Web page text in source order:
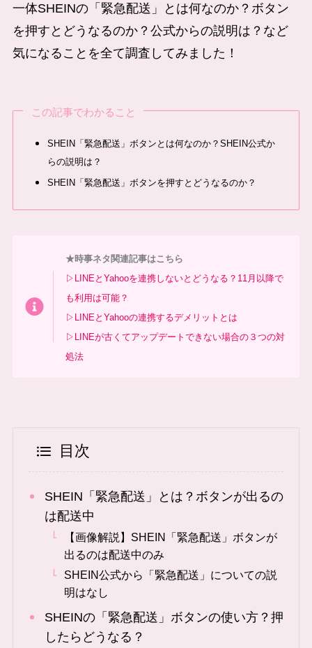
一体SHEINの「緊急配送」とは何なのか？ボタン
を押すとどうなるのか？公式からの説明は？など
気になることを全て調査してみました！
この記事でわかること
SHEIN「緊急配送」ボタンとは何なのか？SHEIN公式か
らの説明は？
SHEIN「緊急配送」ボタンを押すとどうなるのか？
★時事ネタ関連記事はこちら
▷LINEとYahooを連携しないとどうなる？11月以降で
も利用は可能？
▷LINEとYahooの連携するデメリットとは
▷LINEが古くてアップデートできない場合の３つの対
処法
目次
SHEIN「緊急配送」とは？ボタンが出るの
は配送中
【画像解説】SHEIN「緊急配送」ボタンが
出るのは配送中のみ
SHEIN公式から「緊急配送」についての説
明はなし
SHEINの「緊急配送」ボタンの使い方？押
したらどうなる？